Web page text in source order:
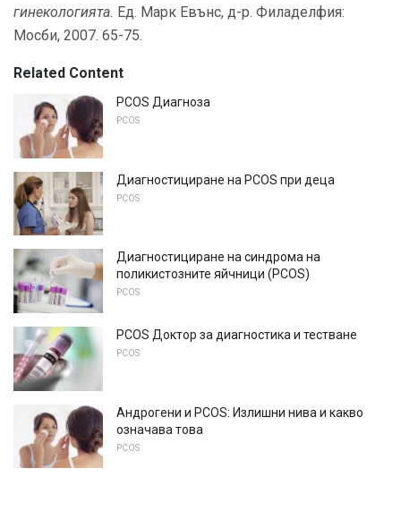
гинекологията. Ед. Марк Евънс, д-р. Филаделфия:
Мосби, 2007. 65-75.
Related Content
PCOS Диагноза
PCOS
Диагностициране на PCOS при деца
PCOS
Диагностициране на синдрома на
поликистозните яйчници (PCOS)
PCOS
PCOS Доктор за диагностика и тестване
PCOS
Андрогени и PCOS: Излишни нива и какво
означава това
PCOS